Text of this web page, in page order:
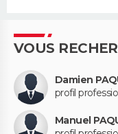
VOUS
Damien
profil
Manuel